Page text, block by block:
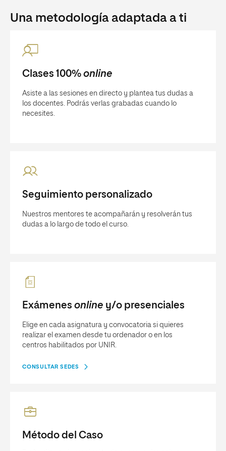
Una metodología adaptada a ti
Clases 100% online
Asiste a las sesiones en directo y plantea tus dudas a
los docentes. Podrás verlas grabadas cuando lo
necesites.
Seguimiento personalizado
Nuestros mentores te acompañarán y resolverán tus
dudas a lo largo de todo el curso.
Exámenes online y/o presenciales
Elige en cada asignatura y convocatoria si quieres
realizar el examen desde tu ordenador o en los
centros habilitados por UNIR.
CONSULTAR SEDES
Método del Caso